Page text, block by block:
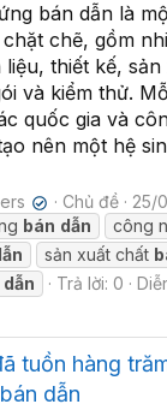
bán dẫn là
chẽ, gồm
thiết kế,
và kiểm thử.
quốc gia và
nên một hệ
✔ Chủ đề
25/
bán dẫn
công
sản xuất chất
dẫn Trả lời: 0
tuồn hàng
dẫn